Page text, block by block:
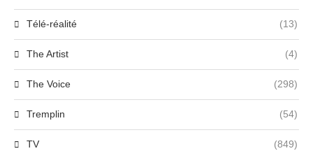
Télé-réalité (13)
The Artist (4)
The Voice (298)
Tremplin (54)
TV (849)